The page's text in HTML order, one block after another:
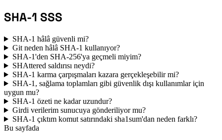
SHA-1 SSS
SHA-1 hâlâ güvenli mi?
Git neden hâlâ SHA-1 kullanıyor?
SHA-1'den SHA-256'ya geçmeli miyim?
SHAttered saldırısı neydi?
SHA-1 karma çarpışmaları kazara gerçekleşebilir mi?
SHA-1, sağlama toplamları gibi güvenlik dışı kullanımlar için
uygun mu?
SHA-1 özeti ne kadar uzundur?
Girdi verilerim sunucuya gönderiliyor mu?
SHA-1 çıktım komut satırındaki sha1sum'dan neden farklı?
Bu sayfada